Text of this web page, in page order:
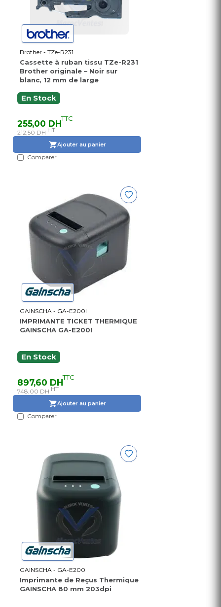
Brother - TZe-R231
Cassette à ruban tissu TZe-R231
Brother originale – Noir sur
blanc, 12 mm de large
En Stock
255,00 DHTTC
212,50 DH HT
Ajouter au panier
Comparer
GAINSCHA - GA-E200I
IMPRIMANTE TICKET THERMIQUE
GAINSCHA GA-E200I
En Stock
897,60 DHTTC
748,00 DH HT
Ajouter au panier
Comparer
GAINSCHA - GA-E200
Imprimante de Reçus Thermique
GAINSCHA 80 mm 203dpi